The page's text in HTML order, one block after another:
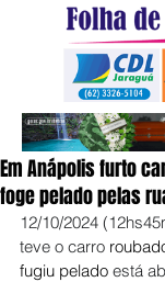
Em Anápolis furto
foge pelado pelas
12/10/2024
teve o carro
fugiu pelado está